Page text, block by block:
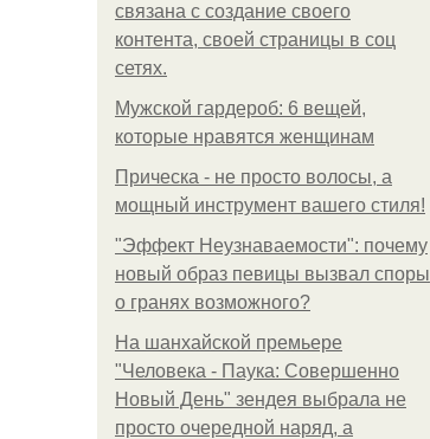
связана с создание своего
контента, своей страницы в соц
сетях.
Мужской гардероб: 6 вещей,
которые нравятся женщинам
Прическа - не просто волосы, а
мощный инструмент вашего стиля!
"Эффект Неузнаваемости": почему
новый образ певицы вызвал споры
о гранях возможного?
На шанхайской премьере
"Человека - Паука: Совершенно
Новый День" зендея выбрала не
просто очередной наряд, а